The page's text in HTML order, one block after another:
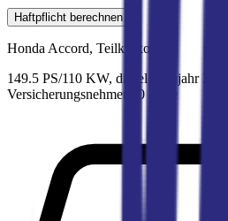
Haftpflicht berechnen
HondaAccord, Teilkasko
149.5 PS/110 KW, diesel, Baujahr 2016,
Versicherungsnehmer 30 Jahre